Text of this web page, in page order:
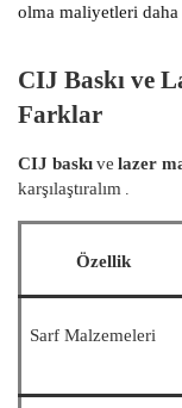
olma maliyetleri
CIJ Baskı ve
Farklar
CIJ baskıve lazer
karşılaştıralım .
Özellik
Sarf Malzemeleri